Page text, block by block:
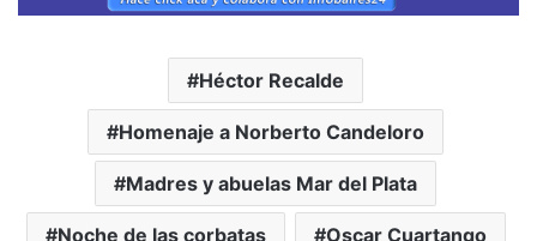
Héctor Recalde
Homenaje a Norberto Candeloro
Madres y abuelas Mar del Plata
Noche de las corbatas Oscar Cuartango